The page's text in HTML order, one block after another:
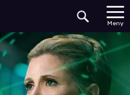
Meny